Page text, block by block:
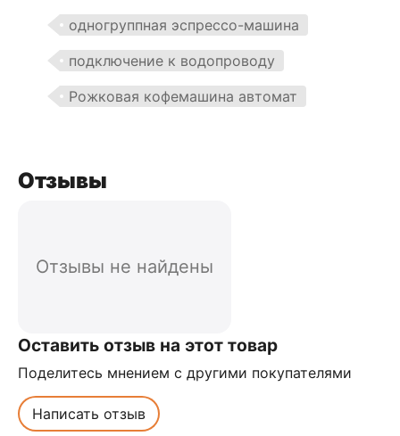
одногруппная эспрессо-машина
подключение к водопроводу
Рожковая кофемашина автомат
Отзывы
Отзывы не найдены
Оставить отзыв на этот товар
Поделитесь мнением с другими покупателями
Написать отзыв